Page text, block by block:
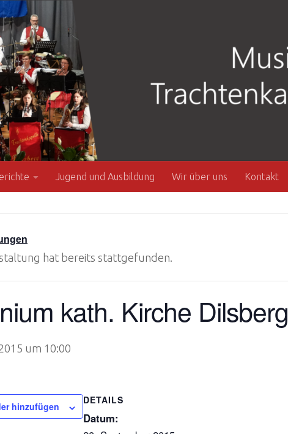
Jugend und Ausbildung Wir über uns Kontakt
hat bereits stattgefunden.
kath. Kirche Dilsberg
um 10:00
hinzufügen
DETAILS
Datum: